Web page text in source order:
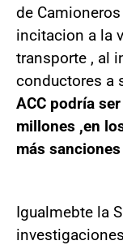
de
incitacion a la
transporte , al
conductores a
ACC podría
millones ,en
más
Igualmebte la